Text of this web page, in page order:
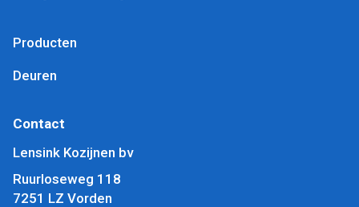
Producten
Deuren
Contact
Lensink Kozijnen bv
Ruurloseweg 118
7251 LZ Vorden